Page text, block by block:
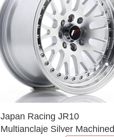
Japan Racing JR10
Multianclaje Silver Machined